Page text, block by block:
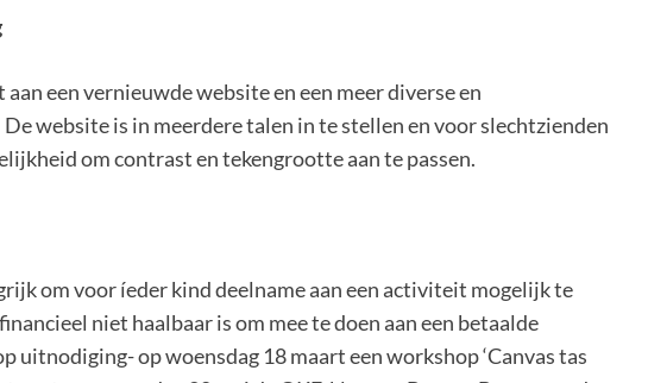
een vernieuwde website en een meer diverse en
website is in meerdere talen in te stellen en voor slechtzienden
om contrast en tekengrootte aan te passen.
om voor íeder kind deelname aan een activiteit mogelijk te
niet haalbaar is om mee te doen aan een betaalde
uitnodiging- op woensdag 18 maart een workshop ‘Canvas tas